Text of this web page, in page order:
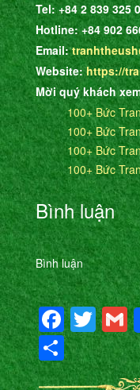
Tel: +84 2 839 325
Hotline: +84 902
Email:
Website:https://
Mời quý khách
100+ Bức
100+ Bức
100+ Bức
100+ Bức
Bình luận
Bình luận
Share